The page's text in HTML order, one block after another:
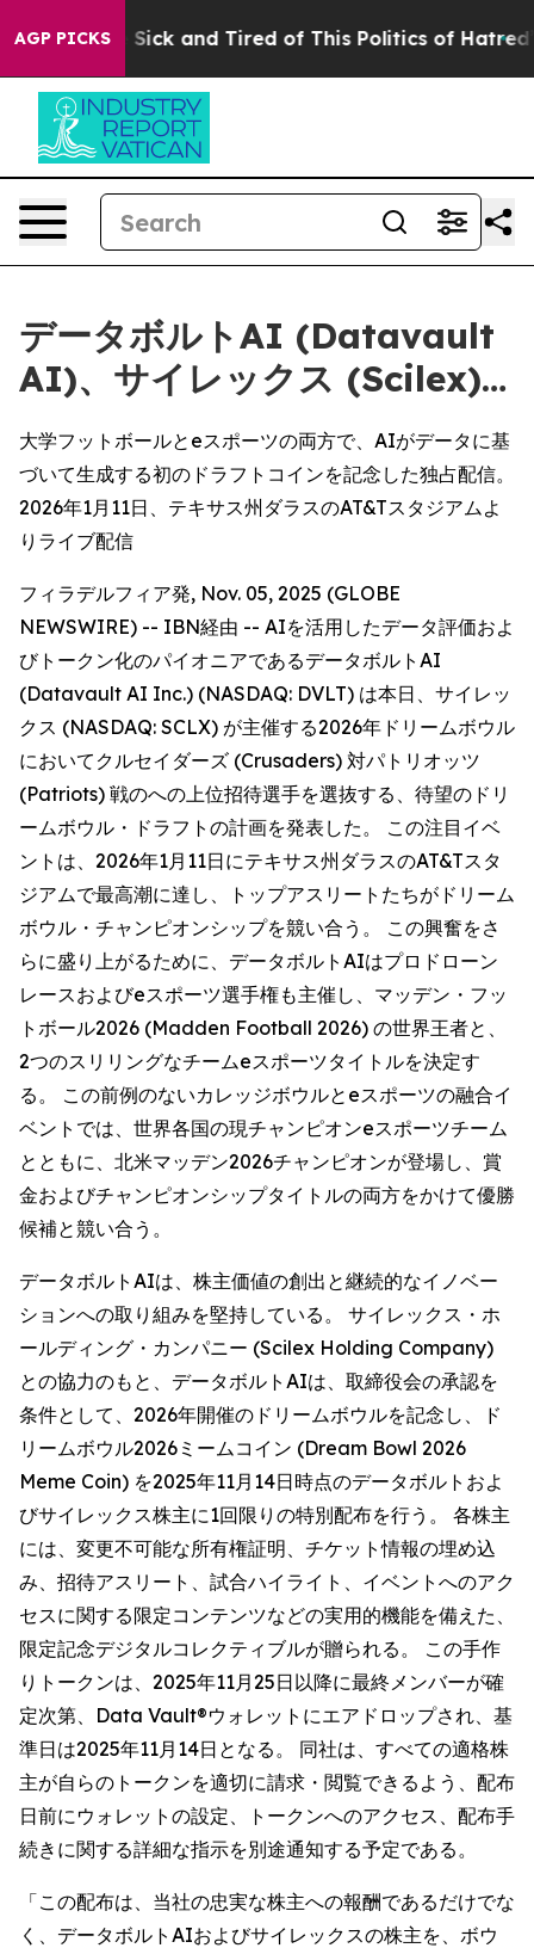
AGP PICKS
Are Sick and Tired of This Politics of Hatred” The
データボルトAI (Datavault
AI)、サイレックス (Scilex)…
大学フットボールとeスポーツの両方で、AIがデータに基
づいて生成する初のドラフトコインを記念した独占配信。
2026年1月11日、テキサス州ダラスのAT&Tスタジアムよ
りライブ配信
フィラデルフィア発, Nov. 05, 2025 (GLOBE
NEWSWIRE) -- IBN経由 -- AIを活用したデータ評価およ
びトークン化のパイオニアであるデータボルトAI
(Datavault AI Inc.) (NASDAQ: DVLT) は本日、サイレッ
クス (NASDAQ: SCLX) が主催する2026年ドリームボウル
においてクルセイダーズ (Crusaders) 対パトリオッツ
(Patriots) 戦のへの上位招待選手を選抜する、待望のドリ
ームボウル・ドラフトの計画を発表した。 この注目イベ
ントは、2026年1月11日にテキサス州ダラスのAT&Tスタ
ジアムで最高潮に達し、トップアスリートたちがドリーム
ボウル・チャンピオンシップを競い合う。 この興奮をさ
らに盛り上がるために、データボルトAIはプロドローン
レースおよびeスポーツ選手権も主催し、マッデン・フッ
トボール2026 (Madden Football 2026) の世界王者と、
2つのスリリングなチームeスポーツタイトルを決定す
る。 この前例のないカレッジボウルとeスポーツの融合イ
ベントでは、世界各国の現チャンピオンeスポーツチーム
とともに、北米マッデン2026チャンピオンが登場し、賞
金およびチャンピオンシップタイトルの両方をかけて優勝
候補と競い合う。
データボルトAIは、株主価値の創出と継続的なイノベー
ションへの取り組みを堅持している。 サイレックス・ホ
ールディング・カンパニー (Scilex Holding Company)
との協力のもと、データボルトAIは、取締役会の承認を
条件として、2026年開催のドリームボウルを記念し、ド
リームボウル2026ミームコイン (Dream Bowl 2026
Meme Coin) を2025年11月14日時点のデータボルトおよ
びサイレックス株主に1回限りの特別配布を行う。 各株主
には、変更不可能な所有権証明、チケット情報の埋め込
み、招待アスリート、試合ハイライト、イベントへのアク
セスに関する限定コンテンツなどの実用的機能を備えた、
限定記念デジタルコレクティブルが贈られる。 この手作
りトークンは、2025年11月25日以降に最終メンバーが確
定次第、Data Vault®ウォレットにエアドロップされ、基
準日は2025年11月14日となる。 同社は、すべての適格株
主が自らのトークンを適切に請求・閲覧できるよう、配布
日前にウォレットの設定、トークンへのアクセス、配布手
続きに関する詳細な指示を別途通知する予定である。
「この配布は、当社の忠実な株主への報酬であるだけでな
く、データボルトAIおよびサイレックスの株主を、ボウ